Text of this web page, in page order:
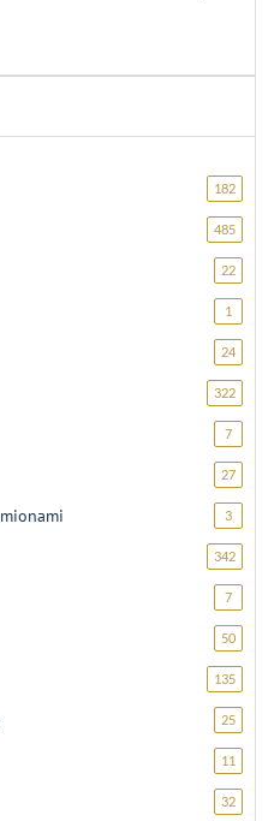
182182
485485
2222
1
2424
322322
77
2727
33
342342
77
5050
135135
2525
11
3232